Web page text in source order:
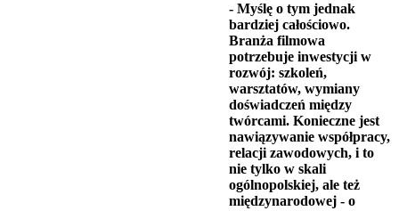
- Myślę o tym jednak
bardziej całościowo.
Branża filmowa
potrzebuje inwestycji w
rozwój: szkoleń,
warsztatów, wymiany
doświadczeń między
twórcami. Konieczne jest
nawiązywanie współpracy,
relacji zawodowych, i to
nie tylko w skali
ogólnopolskiej, ale też
międzynarodowej - o